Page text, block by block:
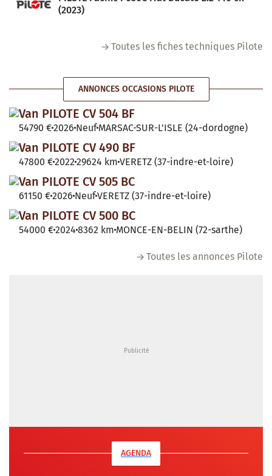
(2023)
Toutes les fiches techniques Pilote
ANNONCES OCCASIONS PILOTE
Van PILOTE CV 504 BF
54790 €2026 Neuf MARSAC-SUR-L'ISLE (24-dordogne)
Van PILOTE CV 490 BF
47800 €2022 29624 km VERETZ (37-indre-et-loire)
Van PILOTE CV 505 BC
61150 €2026 NeufVERETZ (37-indre-et-loire)
Van PILOTE CV 500 BC
54000 €2024 8362 km MONCE-EN-BELIN (72-sarthe)
Toutes les annonces Pilote
AGENDA